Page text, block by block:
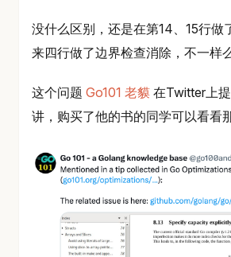
没什么区别，还是在第14、15行做
来四行做了边界检查消除，不一样
这个问题 Go101 老貘 在Twitter上
讲，购买了他的书的同学可以看看